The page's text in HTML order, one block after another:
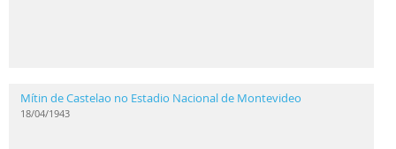
Mítin de Castelao no Estadio Nacional de Montevideo
18/04/1943